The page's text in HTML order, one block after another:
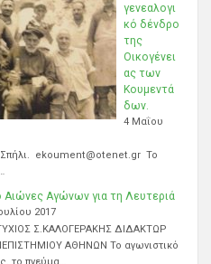
γενεαλογι
κό δένδρο
της
Οικογένει
ας των
Κουμεντά
δων.
4 Μαΐου
ekoument@otenet.gr Το
Αιώνες Αγώνων για τη Λευτεριά
2017
Σ.ΚΑΛΟΓΕΡΑΚΗΣ ΔΙΔΑΚΤΩΡ
ΑΘΗΝΩΝ Το αγωνιστικό
το πνεύμα…